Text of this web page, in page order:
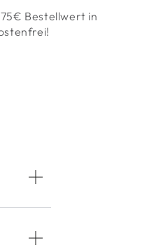
Bestellwert in